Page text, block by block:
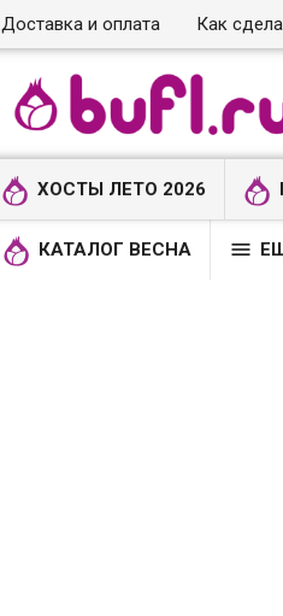
Доставка и оплата Как
ХОСТЫ ЛЕТО 2026
КАТАЛОГ ВЕСНА 